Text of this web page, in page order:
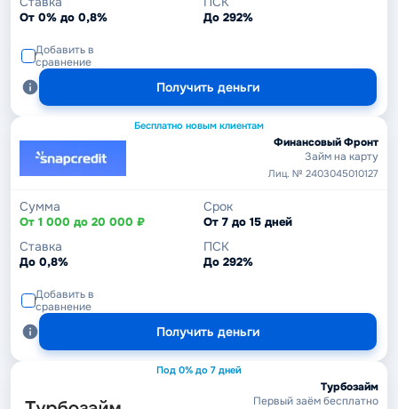
От 0% до 0,8% До 292%
Добавить в
сравнение
Получить деньги
Бесплатно новым клиентам
Финансовый Фронт
Займ на карту
Лиц. № 2403045010127
Сумма
От 1 000 до 20 000 ₽
Срок
От 7 до 15 дней
Ставка
До 0,8%
ПСК
До 292%
Добавить в
сравнение
Получить деньги
Под 0% до 7 дней
Турбозайм
Первый заём бесплатно